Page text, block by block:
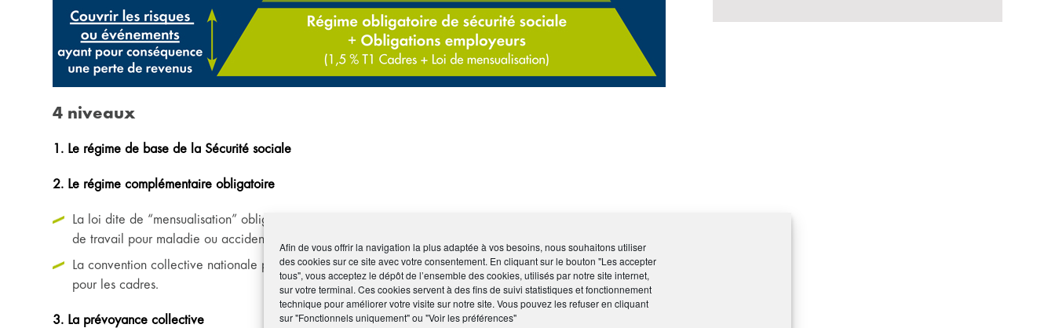
Afin de vous offrir la navigation la plus adaptée à vos besoins, nous souhaitons utiliser
des cookies sur ce site avec votre consentement. En cliquant sur le bouton "Les accepter
tous", vous acceptez le dépôt de l’ensemble des cookies, utilisés par notre site internet,
sur votre terminal. Ces cookies servent à des fins de suivi statistiques et fonctionnement
technique pour améliorer votre visite sur notre site. Vous pouvez les refuser en cliquant
sur "Fonctionnels uniquement" ou "Voir les préférences"
4 niveaux
1. Le régime de base de la Sécurité sociale
2. Le régime complémentaire obligatoire
La loi dite de “mensualisation” oblige les employeurs à assurer un certain niveau de salaire en cas d’arrêt
de travail pour maladie ou accident.
La convention collective nationale pour les cadres impose aux employeurs de souscrire une garantie décès
pour les cadres.
3. La prévoyance collective